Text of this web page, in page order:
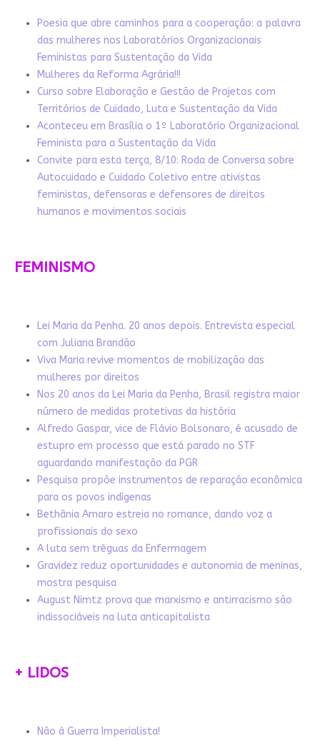
Poesia que abre caminhos para a cooperação: a palavra
das mulheres nos Laboratórios Organizacionais
Feministas para Sustentação da Vida
Mulheres da Reforma Agrária!!!
Curso sobre Elaboração e Gestão de Projetos com
Territórios de Cuidado, Luta e Sustentação da Vida
Aconteceu em Brasília o 1º Laboratório Organizacional
Feminista para a Sustentação da Vida
Convite para esta terça, 8/10: Roda de Conversa sobre
Autocuidado e Cuidado Coletivo entre ativistas
feministas, defensoras e defensores de direitos
humanos e movimentos sociais
FEMINISMO
Lei Maria da Penha. 20 anos depois. Entrevista especial
com Juliana Brandão
Viva Maria revive momentos de mobilização das
mulheres por direitos
Nos 20 anos da Lei Maria da Penha, Brasil registra maior
número de medidas protetivas da história
Alfredo Gaspar, vice de Flávio Bolsonaro, é acusado de
estupro em processo que está parado no STF
aguardando manifestação da PGR
Pesquisa propõe instrumentos de reparação econômica
para os povos indígenas
Bethânia Amaro estreia no romance, dando voz a
profissionais do sexo
A luta sem tréguas da Enfermagem
Gravidez reduz oportunidades e autonomia de meninas,
mostra pesquisa
August Nimtz prova que marxismo e antirracismo são
indissociáveis na luta anticapitalista
+ LIDOS
Não à Guerra Imperialista!